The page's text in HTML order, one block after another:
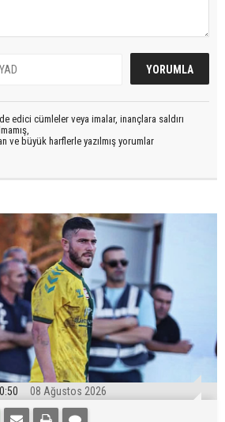
edici cümleler veya imalar, inançlara saldırı
ve büyük harflerle yazılmış yorumlar
08 Ağustos 2026